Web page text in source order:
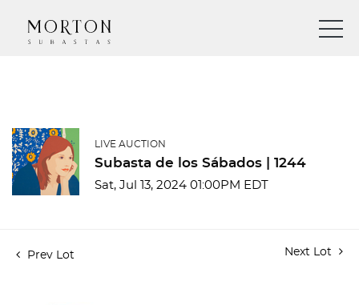
LIVE AUCTION
Subasta de los Sábados | 1244
Sat, Jul 13, 2024 01:00PM EDT
Prev Lot Next Lot